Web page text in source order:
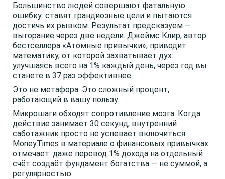
Большинство людей совершают фатальную
ошибку: ставят грандиозные цели и пытаются
достичь их рывком. Результат предсказуем —
выгорание через две недели. Джеймс Клир, автор
бестселлера «Атомные привычки», приводит
математику, от которой захватывает дух:
улучшаясь всего на 1% каждый день, через год вы
станете в 37 раз эффективнее.
Это не метафора. Это сложный процент,
работающий в вашу пользу.
Микрошаги обходят сопротивление мозга. Когда
действие занимает 30 секунд, внутренний
саботажник просто не успевает включиться.
MoneyTimes в материале о финансовых привычках
отмечает: даже перевод 1% дохода на отдельный
счёт создаёт фундамент богатства — не суммой, а
регулярностью.